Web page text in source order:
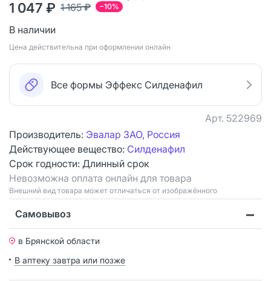
−10%
1 165 ₽
1 047 ₽
В наличии
Цена действительна при оформлении онлайн
Все формы Эффекс Силденафил
Арт. 522969
Производитель: Эвалар ЗАО, Россия
Действующее вещество: Силденафил
Срок годности: Длинный срок
Невозможна оплата онлайн для товара
Bнешний вид товара может отличаться от изображённого
Самовывоз
в Брянской области
В аптеку завтра или позже